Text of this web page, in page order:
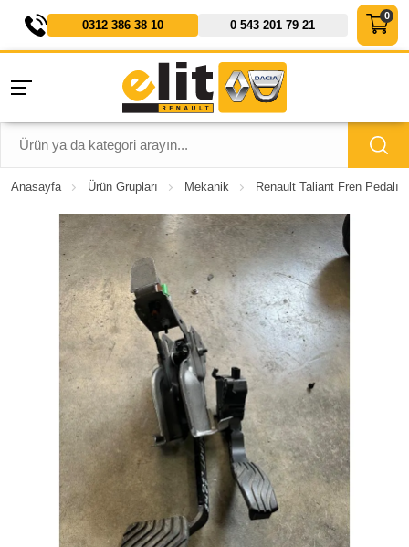
0312 386 38 10 0 543 201 79 21
Anasayfa Ürün Grupları Mekanik Renault Taliant Fren Pedalı